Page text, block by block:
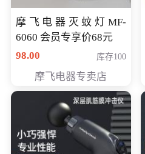
摩飞电器灭蚊灯MF-
6060 会员专享价68元
98.00
库存100
摩飞电器专卖店